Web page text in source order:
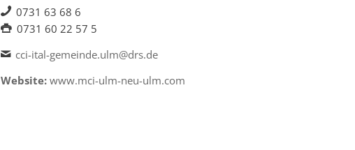
0731 63 68 6
0731 60 22 57 5
cci-ital-gemeinde.ulm@drs.de
Website: www.mci-ulm-neu-ulm.com